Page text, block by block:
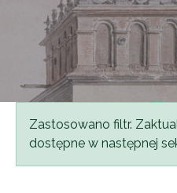
Komunikat
Zastosowano filtr.
dostępne w następnej